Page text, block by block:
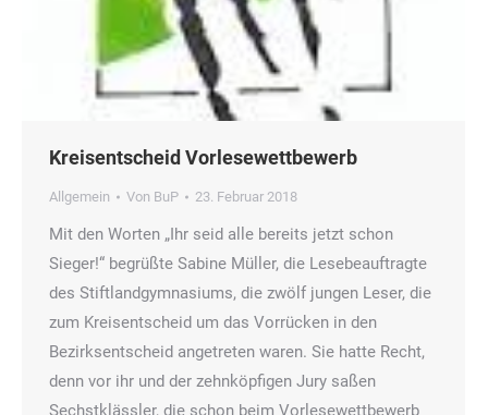
Kreisentscheid Vorlesewettbewerb
Allgemein Von BuP 23. Februar 2018
Mit den Worten „Ihr seid alle bereits jetzt schon
Sieger!“ begrüßte Sabine Müller, die Lesebeauftragte
des Stiftlandgymnasiums, die zwölf jungen Leser, die
zum Kreisentscheid um das Vorrücken in den
Bezirksentscheid angetreten waren. Sie hatte Recht,
denn vor ihr und der zehnköpfigen Jury saßen
Sechstklässler, die schon beim Vorlesewettbewerb